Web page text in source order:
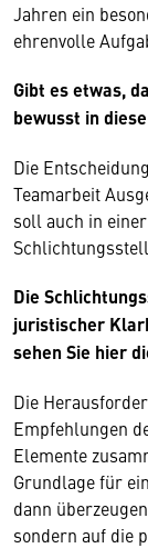
Jahren ein
ehrenvolle
Gibt es etwas,
bewusst in
Die
Teamarbeit
soll auch in
Die
juristischer
sehen Sie hier
Die
Empfehlungen
Elemente
Grundlage für
dann
sondern auf die